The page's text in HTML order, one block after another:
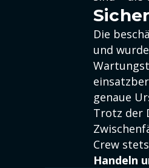
Die
und
genaue
Trotz der
Crew
Handeln